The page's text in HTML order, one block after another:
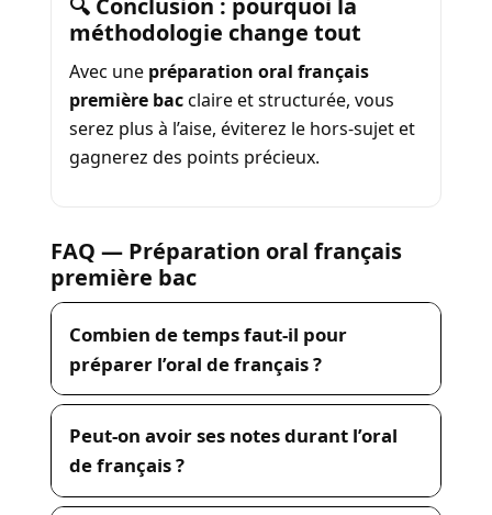
🔍 Conclusion : pourquoi la
méthodologie change tout
Avec une préparation oral français
première bacclaire et structurée, vous
serez plus à l’aise, éviterez le hors-sujet et
gagnerez des points précieux.
FAQ — Préparation oral français
première bac
Combien de temps faut-il pour
préparer l’oral de français ?
Peut-on avoir ses notes durant l’oral
de français ?